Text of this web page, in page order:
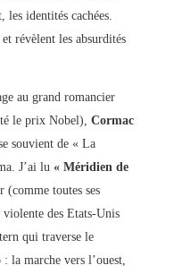
identités cachées.
révèlent les absurdités
au grand romancier
le prix Nobel), Cormac
souvient de « La
J’ai lu « Méridien de
toutes ses
des Etats-Unis
qui traverse le
la marche vers l’ouest,